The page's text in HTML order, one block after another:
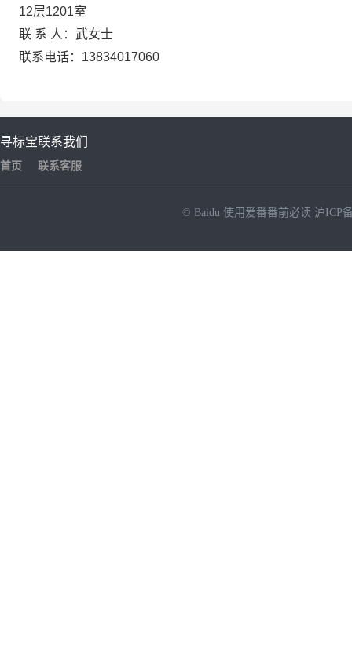
12层1201室
联 系 人：武女士
联系电话：13834017060
寻标宝
首页
联系我们
联系客服
© Baidu 使用爱番番前必读 沪ICP